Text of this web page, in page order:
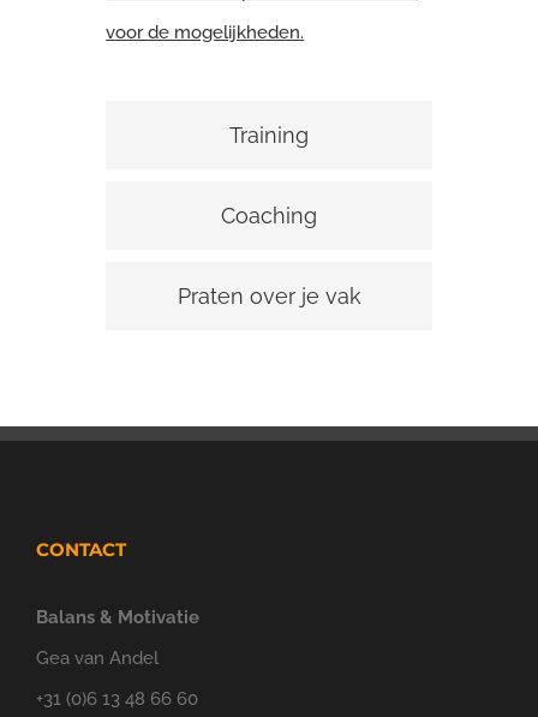
voor de mogelijkheden.
Training
Coaching
Praten over je vak
CONTACT
Balans & Motivatie
Gea van Andel
+31 (0)6 13 48 66 60